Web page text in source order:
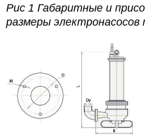
Рис 1 Габаритные и
размеры